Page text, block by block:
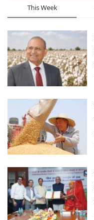
This Week